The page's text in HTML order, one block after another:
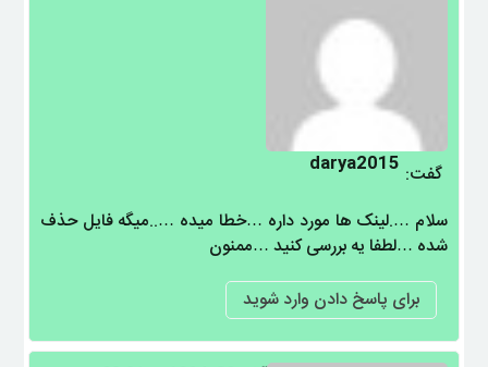
darya2015 گفت:
سلام ….لینک ها مورد داره …خطا میده …..میگه فایل حذف
شده …لطفا یه بررسی کنید …ممنون
برای پاسخ دادن وارد شوید